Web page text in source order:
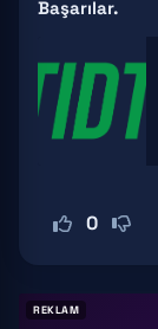
Başarılar.
0
REKLAM